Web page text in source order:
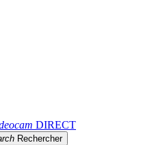
DIRECT
Rechercher